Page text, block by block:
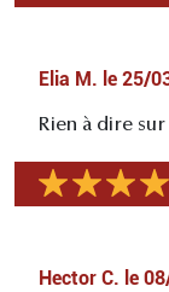
Elia M. le 25/
Rien à dire
Hector C. le